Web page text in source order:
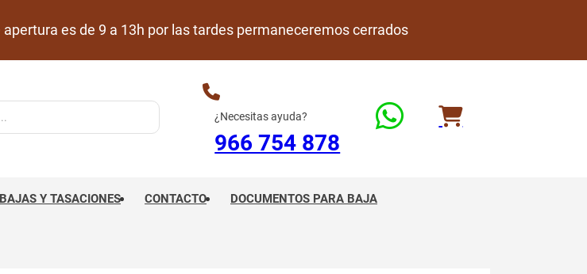
es de 9 a 13h por las tardes permaneceremos cerrados
¿Necesitas ayuda?
966 754 878
BAJAS Y TASACIONES CONTACTO DOCUMENTOS PARA BAJA